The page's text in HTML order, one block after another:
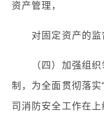
资产管理，
对固定资产的监
（四）加强组织
制，为全面贯彻落实
司消防安全工作在